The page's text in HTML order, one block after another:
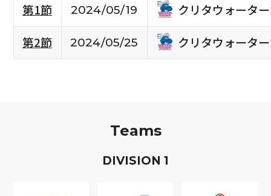
第1節 2024/05/19
クリタウォータ
第2節
2024/05/25 クリタウォータ
Teams
DIVISION 1